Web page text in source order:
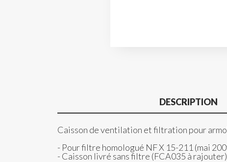
DESCRIPTION
Caisson de ventilation et filtration pour
- Pour filtre homologué NF X 15-211 (mai
- Caisson livré sans filtre (FCA035 à rajouter)